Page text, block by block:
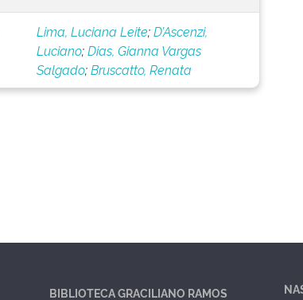
Lima, Luciana Leite;D’Ascenzi,
Luciano;Dias, Gianna Vargas
Salgado;Bruscatto, Renata
BIBLIOTECA GRACILIANO RAMOS